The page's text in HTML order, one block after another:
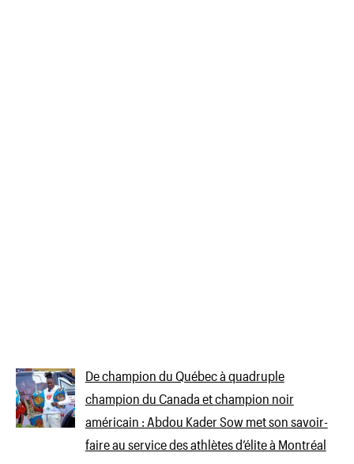
De champion du Québec à quadruple
champion du Canada et champion noir
américain : Abdou Kader Sow met son savoir-
faire au service des athlètes d’élite à Montréal